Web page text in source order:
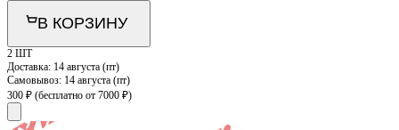
В КОРЗИНУ
2 ШТ
Доставка: 14 августа (пт)
Самовывоз: 14 августа (пт)
300 ₽ (бесплатно от 7000 ₽)